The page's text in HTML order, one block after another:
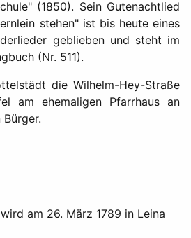
(1850). Sein Gutenachtlied
stehen" ist bis heute eines
geblieben und steht im
(Nr. 511).
die Wilhelm-Hey-Straße
am ehemaligen Pfarrhaus an
am 26. März 1789 in Leina